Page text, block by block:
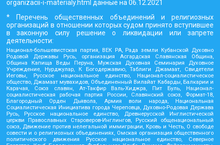
organizacii-i-materialy.html данные на 06.12.2021
* Перечень общественных объединений и религиозных
организаций в отношении которых судом принято вступившее
в законную силу решение о ликвидации или запрете
деятельности:
Национал-большевистская партия, ВЕК РА, Рада земли Кубанской Духовно
Родовой Державы Русь, организация Асгардская Славянская Община,
Община Капища Веды Перуна, Мужская Духовная Семинария Духовное
Учреждение, Нурджулар, К Богодержавию, Таблиги Джамаат, Свидетели
Иеговы, Русское национальное единство, Национал-социалистическое
общество, Джамаат мувахидов, Объединенный Вилайат Кабарды, Балкарии и
Карачая, Союз славян, Ат-Такфир Валь-Хиджра, Пит Буль, Национал-
социалистическая рабочая партия России, Славянский союз, Формат-18,
Благородный Орден Дьявола, Армия воли народа, Национальная
Социалистическая Инициатива города Череповца, Духовно-Родовая Держава
Русь, Русское национальное единство, Древнерусской Инглистической
церкви Православных Староверов-Инглингов, Русский общенациональный
союз, Движение против нелегальной иммиграции, Кровь и Честь, О свободе
совести и о религиозных объединениях, Омская организация общественного
политического движения Русское национальное единство, Северное